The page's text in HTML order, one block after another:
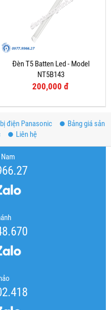
Đèn T5 Batten Led - Model
NT5B143
200,000 đ
điện Panasonic
Bảng giá sản
Liên hệ